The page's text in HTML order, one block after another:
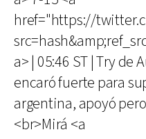
href="https://
a> | 05:46 ST | Try de
encaró fuerte para
argentina, apoyó
<br>Mirá <a